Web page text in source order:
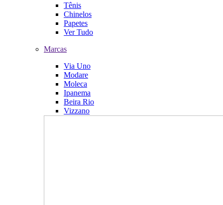
Tênis
Chinelos
Papetes
Ver Tudo
Marcas
Via Uno
Modare
Moleca
Ipanema
Beira Rio
Vizzano